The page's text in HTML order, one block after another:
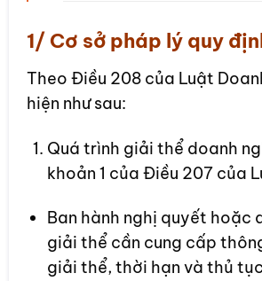
1/ Cơ sở pháp lý quy
Theo Điều 208 của Luật
hiện như sau:
Quá trình giải thể doanh
khoản 1 của Điều 207 của
Ban hành nghị quyết
giải thể cần cung cấp
giải thể, thời hạn và thủ